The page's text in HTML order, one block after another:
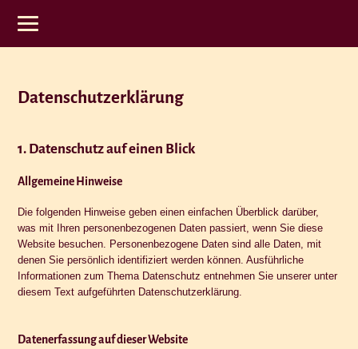
Datenschutzerklärung
1. Datenschutz auf einen Blick
Allgemeine Hinweise
Die folgenden Hinweise geben einen einfachen Überblick darüber,
was mit Ihren personenbezogenen Daten passiert, wenn Sie diese
Website besuchen. Personenbezogene Daten sind alle Daten, mit
denen Sie persönlich identifiziert werden können. Ausführliche
Informationen zum Thema Datenschutz entnehmen Sie unserer unter
diesem Text aufgeführten Datenschutzerklärung.
Datenerfassung auf dieser Website